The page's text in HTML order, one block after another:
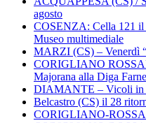
agosto
COSENZA: Cella 121 il
Museo multimediale
MARZI (CS) – Venerdì
CORIGLIANO
Majorana alla Diga
DIAMANTE – Vicoli in
Belcastro (CS) il 28
CORIGLIANO-